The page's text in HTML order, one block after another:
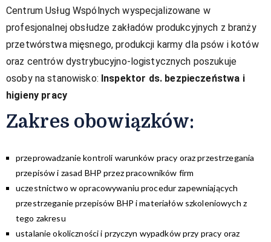
Centrum Usług Wspólnych wyspecjalizowane w
profesjonalnej obsłudze zakładów produkcyjnych z branży
przetwórstwa mięsnego, produkcji karmy dla psów i kotów
oraz centrów dystrybucyjno-logistycznych poszukuje
osoby na stanowisko: Inspektor ds. bezpieczeństwa i
higieny pracy
Zakres obowiązków:​
przeprowadzanie kontroli warunków pracy oraz przestrzegania
przepisów i zasad BHP przez pracowników firm
uczestnictwo w opracowywaniu procedur zapewniających
przestrzeganie przepisów BHP i materiałów szkoleniowych z
tego zakresu
ustalanie okoliczności i przyczyn wypadków przy pracy oraz